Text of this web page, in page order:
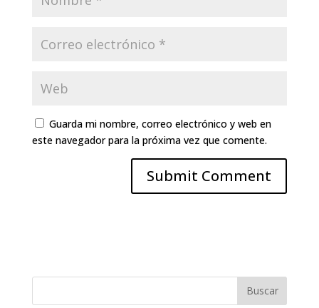
Guarda mi nombre, correo electrónico y web en
este navegador para la próxima vez que comente.